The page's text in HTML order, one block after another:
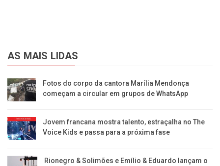
AS MAIS LIDAS
Fotos do corpo da cantora Marília Mendonça
começam a circular em grupos de WhatsApp
Jovem francana mostra talento, estraçalha no The
Voice Kids e passa para a próxima fase
Rionegro & Solimões e Emílio & Eduardo lançam o